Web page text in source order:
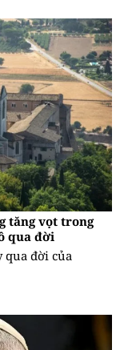
tăng vọt trong
qua đời
qua đời của